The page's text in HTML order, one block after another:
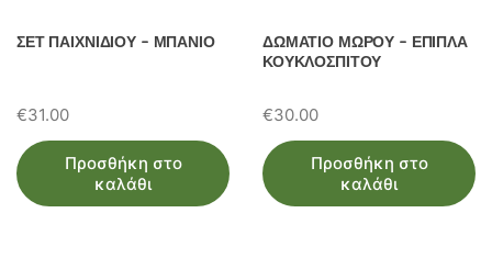
ΣΕΤ ΠΑΙΧΝΙΔΙΟΥ – ΜΠΑΝΙΟ
€31.00
Προσθήκη στο
καλάθι
ΔΩΜΑΤΙΟ ΜΩΡΟΥ – ΕΠΙΠΛΑ
ΚΟΥΚΛΟΣΠΙΤΟΥ
€30.00
Προσθήκη στο
καλάθι